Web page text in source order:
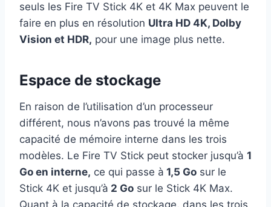
seuls les Fire TV Stick 4K et 4K Max peuvent le
faire en plus en résolution Ultra HD 4K, Dolby
Vision et HDR, pour une image plus nette.
Espace de stockage
En raison de l’utilisation d’un processeur
différent, nous n’avons pas trouvé la même
capacité de mémoire interne dans les trois
modèles. Le Fire TV Stick peut stocker jusqu’à 1
Go en interne, ce qui passe à 1,5 Go sur le
Stick 4K et jusqu’à 2 Go sur le Stick 4K Max.